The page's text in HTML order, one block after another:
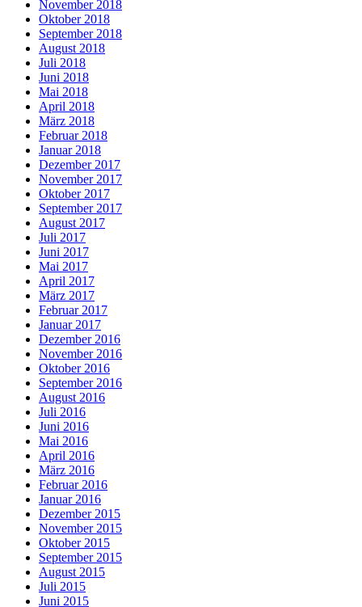
November 2018
Oktober 2018
September 2018
August 2018
Juli 2018
Juni 2018
Mai 2018
April 2018
März 2018
Februar 2018
Januar 2018
Dezember 2017
November 2017
Oktober 2017
September 2017
August 2017
Juli 2017
Juni 2017
Mai 2017
April 2017
März 2017
Februar 2017
Januar 2017
Dezember 2016
November 2016
Oktober 2016
September 2016
August 2016
Juli 2016
Juni 2016
Mai 2016
April 2016
März 2016
Februar 2016
Januar 2016
Dezember 2015
November 2015
Oktober 2015
September 2015
August 2015
Juli 2015
Juni 2015